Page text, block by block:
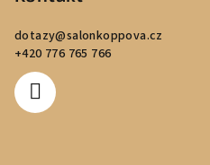
dotazy@salonkoppova.cz
+420 776 765 766